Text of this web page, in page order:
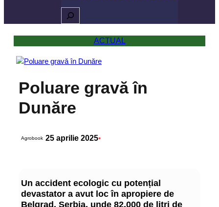
Caută
ACTUAL
Poluare gravă în
Dunăre
Agrobook 25 aprilie 2025•
Un accident ecologic cu potențial
devastator a avut loc în apropiere de
Belgrad, Serbia, unde 82.000 de litri de